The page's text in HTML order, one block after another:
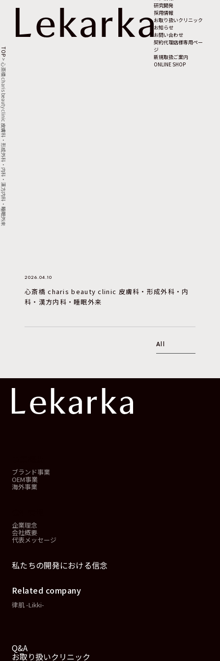
研究開発
採用情報
お取り扱いクリニック
お知らせ
お問い合わせ
契約代理店様専用ペー
ジ
新規取扱ご案内
ONLINE SHOP
TOP
>
心斎橋 charis beauty clinic 皮膚科・形成外科・内科・漢方内科・睡眠外来
2026.04.10
心斎橋 charis beauty clinic 皮膚科・形成外科・内
科・漢方内科・睡眠外来
All
ブランド事業
OEM事業
海外事業
企業理念
会社概要
代表メッセージ
私たちの開発における信念
Related company
律肌 -Likki-
Q&A
お取り扱いクリニック